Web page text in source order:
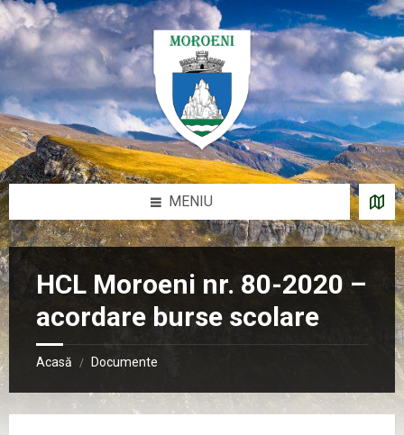
Sari
la
conținut
Salt
la
bara
laterală
stângă
Salt
la
bara
laterală
dreaptă
Salt
la
subsol
MENIU
HCL Moroeni nr. 80-2020 –
acordare burse scolare
Acasă / Documente